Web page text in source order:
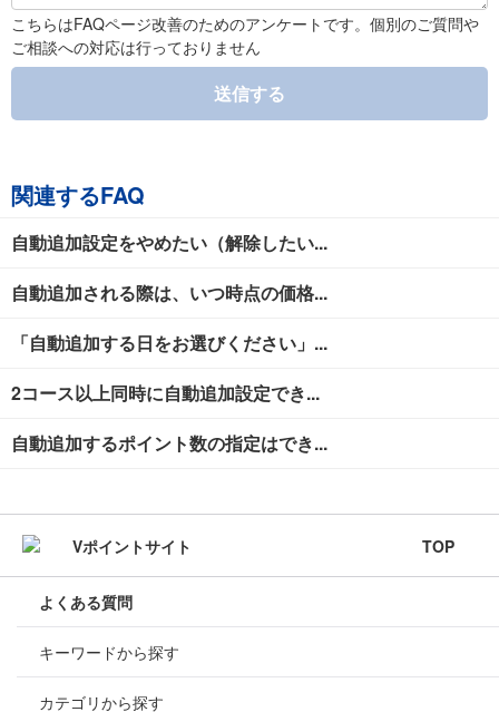
こちらはFAQページ改善のためのアンケートです。個別のご質問や
ご相談への対応は行っておりません
送信する
関連するFAQ
自動追加設定をやめたい（解除したい...
自動追加される際は、いつ時点の価格...
「自動追加する日をお選びください」...
2コース以上同時に自動追加設定でき...
自動追加するポイント数の指定はでき...
TOP
よくある質問
キーワードから探す
カテゴリから探す